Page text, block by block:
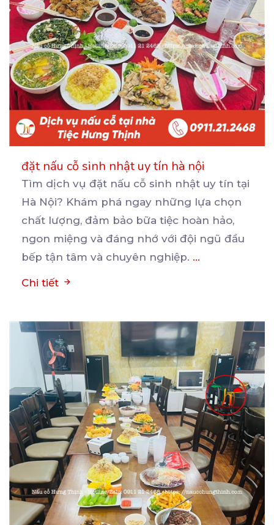
đặt nấu cỗ sinh nhật uy tín hà nội
Tìm dịch vụ đặt nấu cỗ sinh nhật uy tín tại
Hà Nội? Khám phá ngay những lựa chọn
chất lượng, đảm bảo bữa tiệc hoàn hảo,
ngon miệng và đáng nhớ với đội ngũ đầu
bếp tận tâm và chuyên nghiệp. ...
Chi tiết